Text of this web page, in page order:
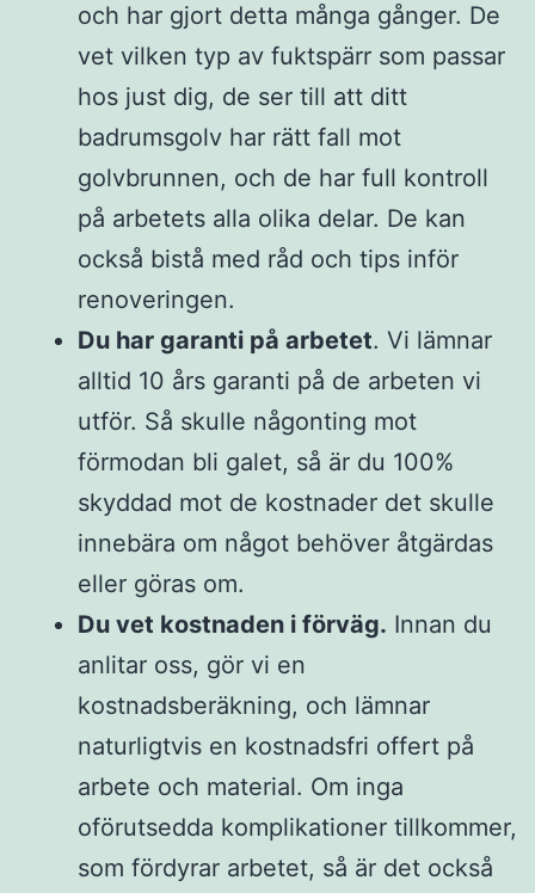
och har gjort detta många gånger. De
vet vilken typ av fuktspärr som passar
hos just dig, de ser till att ditt
badrumsgolv har rätt fall mot
golvbrunnen, och de har full kontroll
på arbetets alla olika delar. De kan
också bistå med råd och tips inför
renoveringen.
Du har garanti på arbetet. Vi lämnar
alltid 10 års garanti på de arbeten vi
utför. Så skulle någonting mot
förmodan bli galet, så är du 100%
skyddad mot de kostnader det skulle
innebära om något behöver åtgärdas
eller göras om.
Du vet kostnaden i förväg. Innan du
anlitar oss, gör vi en
kostnadsberäkning, och lämnar
naturligtvis en kostnadsfri offert på
arbete och material. Om inga
oförutsedda komplikationer tillkommer,
som fördyrar arbetet, så är det också